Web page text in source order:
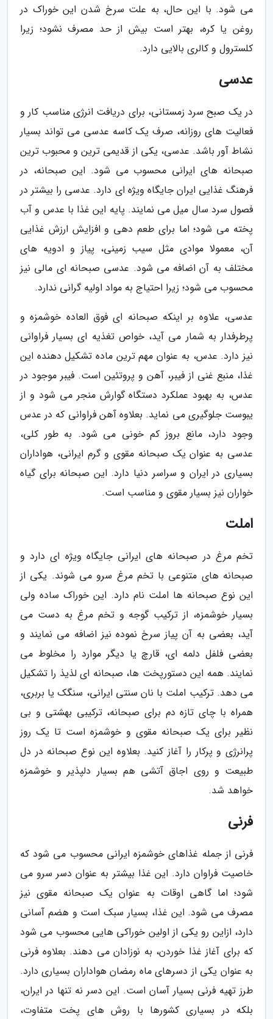
می شود. با این حال، به علت سرخ شدن این خوراک در
روغن یا کره، بهتر است بیش از حد مصرف نشود؛ زیرا
کلسترول و کالری بالایی دارد.
عدسی
در یک صبح سرد زمستانی، برای دریافت انرژی مناسب کار و
فعالیت های روزانه، صرف یک کاسه عدسی می تواند بسیار
نشاط آور باشد. عدسی، یکی از قدیمی ترین و محبوب ترین
صبحانه های ایرانی محسوب می شود. این صبحانه، در
فرهنگ غذایی ایران جایگاه ویژه ای دارد. عدسی را بیشتر در
فصول سرد سال میل می نمایند. پایه این غذا با عدس و آب
پخته می شود؛ اما برای طعم دهی و افزایش ارزش غذایی
آن، معمولا موادی مثل سیب زمینی، پیاز و ادویه های
مختلف به آن اضافه می شود. عدسی صبحانه ای مالی نیز
محسوب می شود؛ زیرا احتیاج به مواد اولیه گرانی ندارد.
عدسی، علاوه بر اینکه صبحانه ای فوق العاده خوشمزه و
پرطرفدار به شمار می آید، خواص تغذیه ای بسیار فراوانی
نیز دارد. عدس، به عنوان مهم ترین ماده تشکیل دهنده این
غذا، منبع غنی از فیبر، آهن و پروتئین است. فیبر موجود در
عدس، به بهبود عملکرد دستگاه گوارش منجر می شود و از
یبوست جلوگیری می نماید. بعلاوه آهن فراوانی که در عدس
وجود دارد، مانع بروز کم خونی می شود. به طور کلی،
عدسی به عنوان یک صبحانه مقوی و گرم ایرانی، هواداران
بسیاری در ایران و سراسر دنیا دارد. این صبحانه برای گیاه
خواران نیز بسیار مقوی و مناسب است.
املت
تخم مرغ در صبحانه های ایرانی جایگاه ویژه ای دارد و
صبحانه های متنوعی با تخم مرغ سرو می شوند. یکی از
این نوع صبحانه ها املت نام دارد. این خوراک ساده ولی
بسیار خوشمزه، از ترکیب گوجه و تخم مرغ به دست می
آید، بعضی به آن پیاز سرخ نموده نیز اضافه می نمایند و
بعضی فلفل دلمه ای، قارچ یا دیگر موارد را مخلوط می
نمایند. همه این دستورپخت ها، صبحانه ای لذیذ را تشکیل
می دهد. ترکیب املت با نان سنتی ایرانی، سنگک یا بربری،
همراه با چای تازه دم برای صبحانه، ترکیبی بهشتی و بی
نظیر برای یک صبحانه مقوی و خوشمزه است تا یک روز
پرانرژی و پرکار را آغاز کنید. بعلاوه این نوع صبحانه در دل
طبیعت و روی اجاق آتشی هم بسیار دلپذیر و خوشمزه
خواهد شد.
فرنی
فرنی از جمله غذاهای خوشمزه ایرانی محسوب می شود که
خاصیت فراوان دارد. این غذا بیشتر به عنوان دسر سرو می
شود؛ اما گاهی اوقات به عنوان یک صبحانه مقوی نیز
مصرف می شود. این غذا، بسیار سبک است و هضم آسانی
دارد، ازاین رو یکی از اولین خوراکی هایی محسوب می شود
که برای آغاز غذا خوردن، به نوزادان می دهند. بعلاوه فرنی
به عنوان یکی از دسرهای ماه رمضان هواداران بسیاری دارد.
طرز تهیه فرنی بسیار آسان است. این دسر نه تنها در ایران،
بلکه در بسیاری کشورها با روش های پخت متفاوت،